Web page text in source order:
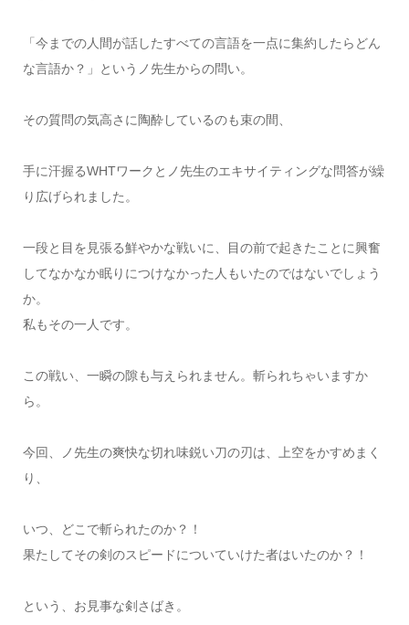
「今までの人間が話したすべての言語を一点に集約したらどん
な言語か？」というノ先生からの問い。
その質問の気高さに陶酔しているのも束の間、
手に汗握るWHTワークとノ先生のエキサイティングな問答が繰
り広げられました。
一段と目を見張る鮮やかな戦いに、目の前で起きたことに興奮
してなかなか眠りにつけなかった人もいたのではないでしょう
か。
私もその一人です。
この戦い、一瞬の隙も与えられません。斬られちゃいますか
ら。
今回、ノ先生の爽快な切れ味鋭い刀の刃は、上空をかすめまく
り、
いつ、どこで斬られたのか？！
果たしてその剣のスピードについていけた者はいたのか？！
という、お見事な剣さばき。